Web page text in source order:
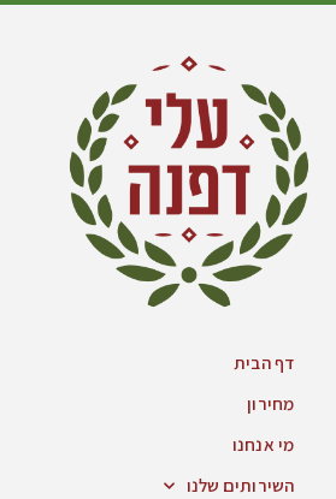
דף הבית
מחירון
מי אנחנו
השירותים שלנו